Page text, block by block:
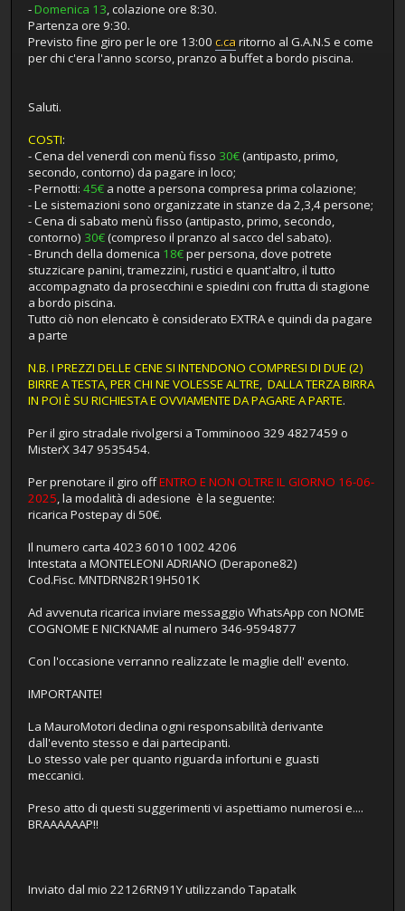
-Domenica 13, colazione ore 8:30.
Partenza ore 9:30.
Previsto fine giro per le ore 13:00 c.caritorno al G.A.N.S e come
per chi c'era l'anno scorso, pranzo a buffet a bordo piscina.
Saluti.
COSTI:
- Cena del venerdì con menù fisso 30€(antipasto, primo,
secondo, contorno) da pagare in loco;
- Pernotti: 45€ a notte a persona compresa prima colazione;
- Le sistemazioni sono organizzate in stanze da 2,3,4 persone;
- Cena di sabato menù fisso (antipasto, primo, secondo,
contorno) 30€(compreso il pranzo al sacco del sabato).
- Brunch della domenica 18€per persona, dove potrete
stuzzicare panini, tramezzini, rustici e quant'altro, il tutto
accompagnato da prosecchini e spiedini con frutta di stagione
a bordo piscina.
Tutto ciò non elencato è considerato EXTRA e quindi da pagare
a parte
N.B. I PREZZI DELLE CENE SI INTENDONO COMPRESI DI DUE (2)
BIRRE A TESTA, PER CHI NE VOLESSE ALTRE, DALLA TERZA BIRRA
IN POI È SU RICHIESTA E OVVIAMENTE DA PAGARE A PARTE.
Per il giro stradale rivolgersi a Tomminooo 329 4827459 o
MisterX 347 9535454.
Per prenotare il giro offENTRO E NON OLTRE IL GIORNO 16-06-
2025, la modalità di adesione è la seguente:
ricarica Postepay di 50€.
Il numero carta 4023 6010 1002 4206
Intestata a MONTELEONI ADRIANO (Derapone82)
Cod.Fisc. MNTDRN82R19H501K
Ad avvenuta ricarica inviare messaggio WhatsApp con NOME
COGNOME E NICKNAME al numero 346-9594877
Con l'occasione verranno realizzate le maglie dell' evento.
IMPORTANTE!
La MauroMotori declina ogni responsabilità derivante
dall'evento stesso e dai partecipanti.
Lo stesso vale per quanto riguarda infortuni e guasti
meccanici.
Preso atto di questi suggerimenti vi aspettiamo numerosi e....
BRAAAAAAP!!
Inviato dal mio 22126RN91Y utilizzando Tapatalk